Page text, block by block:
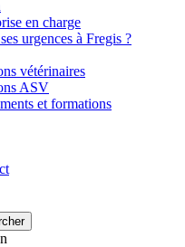
en charge
urgences à Fregis ?
vétérinaires
ASV
et formations